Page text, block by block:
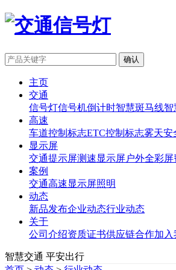
主页
交通
信号灯信号机倒计时智慧斑马线智
高速
车道控制标志ETC控制标志雾天安
显示屏
交通提示屏测速显示屏户外全彩屏
案例
交通高速显示屏照明
动态
新品发布企业动态行业动态
关于
公司介绍资质证书供应链合作加入
智慧交通 平安出行